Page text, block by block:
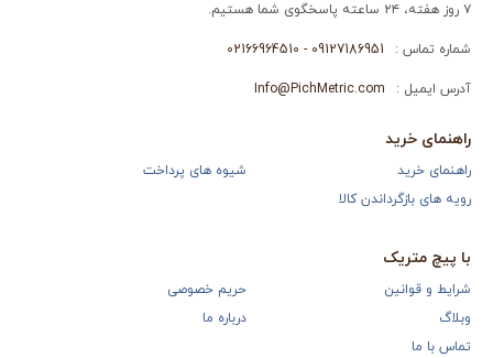
۷ روز هفته، ۲۴ ساعته پاسخگوی شما هستیم.
شماره تماس : 09127186951 - 02166964510
آدرس ایمیل : Info@PichMetric.com
راهنمای خرید
راهنمای خرید
شیوه های پرداخت
رویه های بازگرداندن کالا
با پیچ متریک
شرایط و قوانین
حریم خصوصی
وبلاگ
درباره ما
تماس با ما